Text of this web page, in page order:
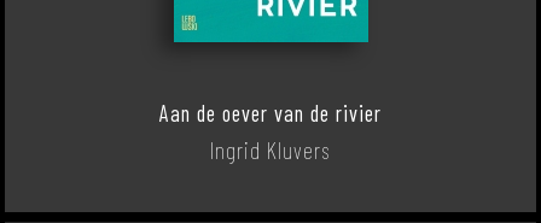
Aan de oever van de rivier
Ingrid Kluvers